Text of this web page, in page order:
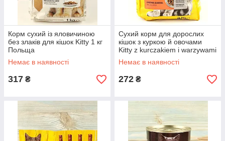
Корм сухий із яловичиною
без злаків для кішок Kitty 1 кг
Польща
Немає в наявності
317 ₴
Сухий корм для дорослих
кішок з куркою й овочами
Kitty z kurczakiem i warzywami
2 кг Польща
Немає в наявності
272 ₴